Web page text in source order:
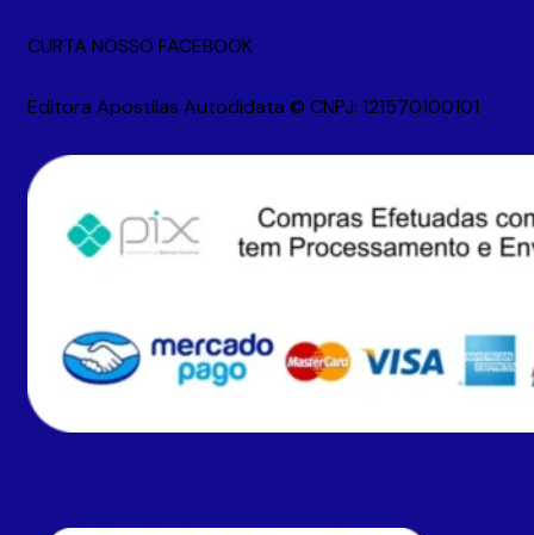
CURTA NOSSO FACEBOOK
Editora Apostilas Autodidata © CNPJ: 121570100101